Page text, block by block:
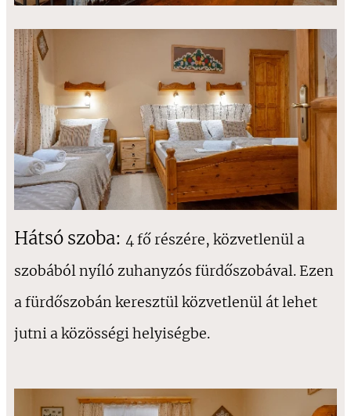
Hátsó szoba: 4 fő részére, közvetlenül a
szobából nyíló zuhanyzós fürdőszobával. Ezen
a fürdőszobán keresztül közvetlenül át lehet
jutni a közösségi helyiségbe.